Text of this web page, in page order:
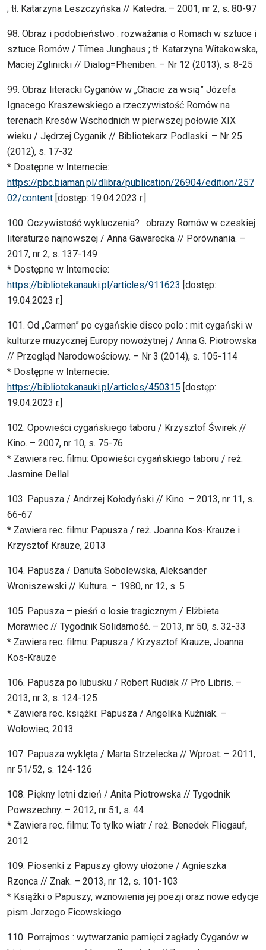
; tł. Katarzyna Leszczyńska // Katedra. – 2001, nr 2, s. 80-97
98. Obraz i podobieństwo : rozważania o Romach w sztuce i
sztuce Romów / Tímea Junghaus ; tł. Katarzyna Witakowska,
Maciej Zglinicki // Dialog=Pheniben. – Nr 12 (2013), s. 8-25
99. Obraz literacki Cyganów w „Chacie za wsią” Józefa
Ignacego Kraszewskiego a rzeczywistość Romów na
terenach Kresów Wschodnich w pierwszej połowie XIX
wieku / Jędrzej Cyganik // Bibliotekarz Podlaski. – Nr 25
(2012), s. 17-32
* Dostępne w Internecie:
https://pbc.biaman.pl/dlibra/publication/26904/edition/257
02/content [dostęp: 19.04.2023 r.]
100. Oczywistość wykluczenia? : obrazy Romów w czeskiej
literaturze najnowszej / Anna Gawarecka // Porównania. –
2017, nr 2, s. 137-149
* Dostępne w Internecie:
https://bibliotekanauki.pl/articles/911623 [dostęp:
19.04.2023 r.]
101. Od „Carmen” po cygańskie disco polo : mit cygański w
kulturze muzycznej Europy nowożytnej / Anna G. Piotrowska
// Przegląd Narodowościowy. – Nr 3 (2014), s. 105-114
* Dostępne w Internecie:
https://bibliotekanauki.pl/articles/450315 [dostęp:
19.04.2023 r.]
102. Opowieści cygańskiego taboru / Krzysztof Świrek //
Kino. – 2007, nr 10, s. 75-76
* Zawiera rec. filmu: Opowieści cygańskiego taboru / reż.
Jasmine Dellal
103. Papusza / Andrzej Kołodyński // Kino. – 2013, nr 11, s.
66-67
* Zawiera rec. filmu: Papusza / reż. Joanna Kos-Krauze i
Krzysztof Krauze, 2013
104. Papusza / Danuta Sobolewska, Aleksander
Wroniszewski // Kultura. – 1980, nr 12, s. 5
105. Papusza – pieśń o losie tragicznym / Elżbieta
Morawiec // Tygodnik Solidarność. – 2013, nr 50, s. 32-33
* Zawiera rec. filmu: Papusza / Krzysztof Krauze, Joanna
Kos-Krauze
106. Papusza po lubusku / Robert Rudiak // Pro Libris. –
2013, nr 3, s. 124-125
* Zawiera rec. książki: Papusza / Angelika Kuźniak. –
Wołowiec, 2013
107. Papusza wyklęta / Marta Strzelecka // Wprost. – 2011,
nr 51/52, s. 124-126
108. Piękny letni dzień / Anita Piotrowska // Tygodnik
Powszechny. – 2012, nr 51, s. 44
* Zawiera rec. filmu: To tylko wiatr / reż. Benedek Fliegauf,
2012
109. Piosenki z Papuszy głowy ułożone / Agnieszka
Rzonca // Znak. – 2013, nr 12, s. 101-103
* Książki o Papuszy, wznowienia jej poezji oraz nowe edycje
pism Jerzego Ficowskiego
110. Porrajmos : wytwarzanie pamięci zagłady Cyganów w